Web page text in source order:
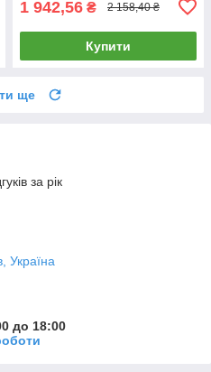
1 942,56 ₴ 2 158,40 ₴
Купити
ще
за рік
Україна
до 18:00